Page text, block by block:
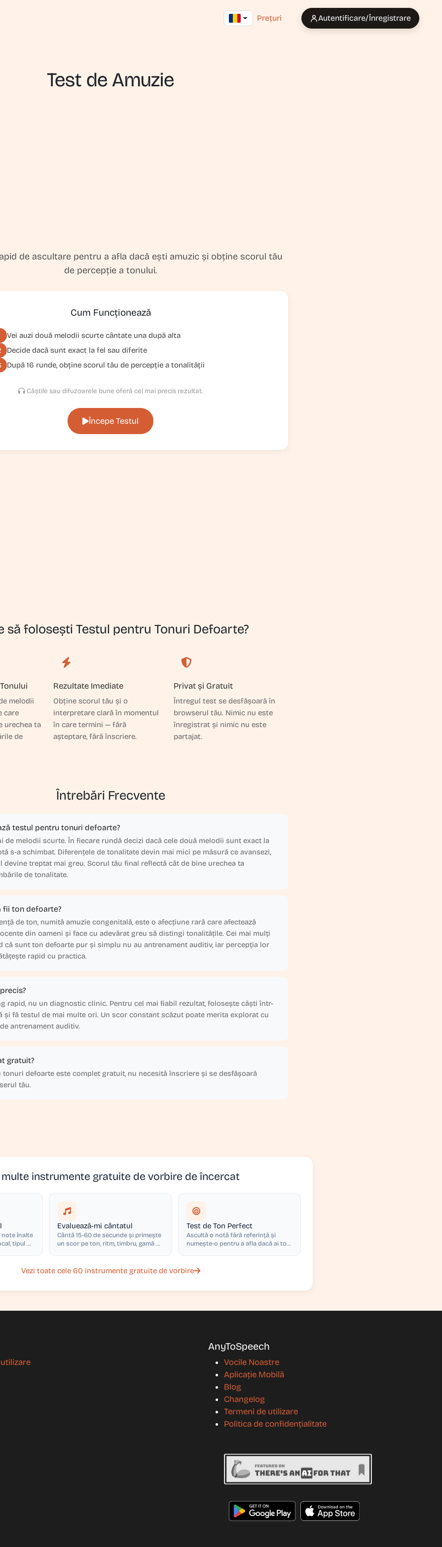
Prețuri Autentificare/Înregistrare
Test de Amuzie
de ascultare pentru a afla dacă ești amuzic și obține scorul tău
de percepție a tonului.
Cum Funcționează
Vei auzi două melodii scurte cântate una după alta
Decide dacă sunt exact la fel sau diferite
După 16 runde, obține scorul tău de percepție a tonalității
Căștile sau difuzoarele bune oferă cel mai precis rezultat.
Începe Testul
să folosești Testul pentru Tonuri Defoarte?
melodii
care
urechea ta
de
Rezultate Imediate
Obține scorul tău și o
interpretare clară în momentul
în care termini — fără
așteptare, fără înscriere.
Privat și Gratuit
Întregul test se desfășoară în
browserul tău. Nimic nu este
înregistrat și nimic nu este
partajat.
Întrebări Frecvente
testul pentru tonuri defoarte?
de melodii scurte. În fiecare rundă decizi dacă cele două melodii sunt exact la
s-a schimbat. Diferențele de tonalitate devin mai mici pe măsură ce avansezi,
devine treptat mai greu. Scorul tău final reflectă cât de bine urechea ta
de tonalitate.
fii ton defoarte?
de ton, numită amuzie congenitală, este o afecțiune rară care afectează
din oameni și face cu adevărat greu să distingi tonalitățile. Cei mai mulți
că sunt ton defoarte pur și simplu nu au antrenament auditiv, iar percepția lor
rapid cu practica.
rapid, nu un diagnostic clinic. Pentru cel mai fiabil rezultat, folosește căști într-
și fă testul de mai multe ori. Un scor constant scăzut poate merita explorat cu
antrenament auditiv.
gratuit?
tonuri defoarte este complet gratuit, nu necesită înscriere și se desfășoară
tău.
instrumente gratuite de vorbire de încercat
note înalte
tipul de
Evaluează-mi cântatul
Cântă 15-60 de secunde și primește
un scor pe ton, ritm, timbru, gamă și
Test de Ton Perfect
Ascultă o notă fără referință și
numește-o pentru a afla dacă ai ton
Vezi toate cele 60 instrumente gratuite de vorbire
AnyToSpeech
Vocile Noastre
Aplicație Mobilă
Blog
Changelog
Termeni de utilizare
Politica de confidențialitate